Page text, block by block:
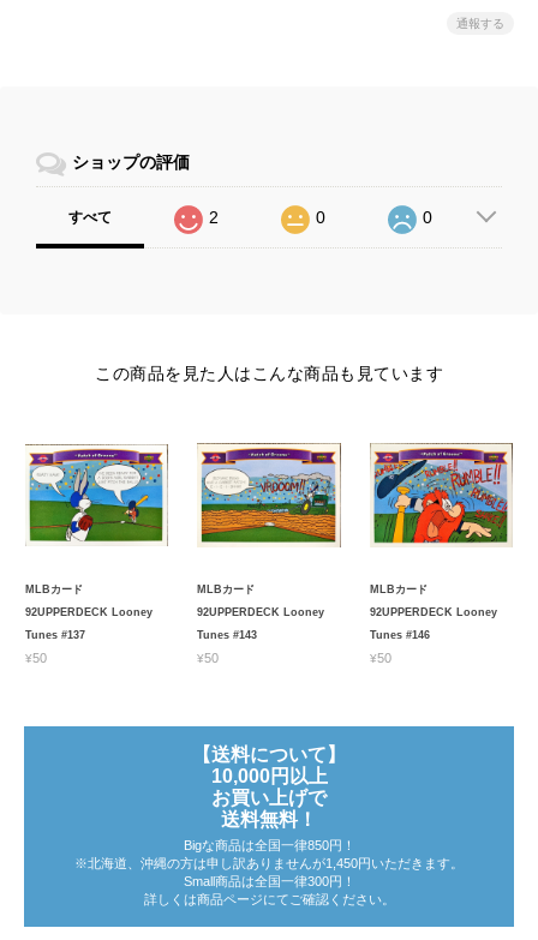
通報する
ショップの評価
すべて 2 0 0
この商品を見た人はこんな商品も見ています
MLBカード
92UPPERDECK Looney
Tunes #137
¥50
MLBカード
92UPPERDECK Looney
Tunes #143
¥50
MLBカード
92UPPERDECK Looney
Tunes #146
¥50
【送料について】
10,000円以上
お買い上げで
送料無料！
Bigな商品は全国一律850円！
※北海道、沖縄の方は申し訳ありませんが1,450円いただきます。
Small商品は全国一律300円！
詳しくは商品ページにてご確認ください。